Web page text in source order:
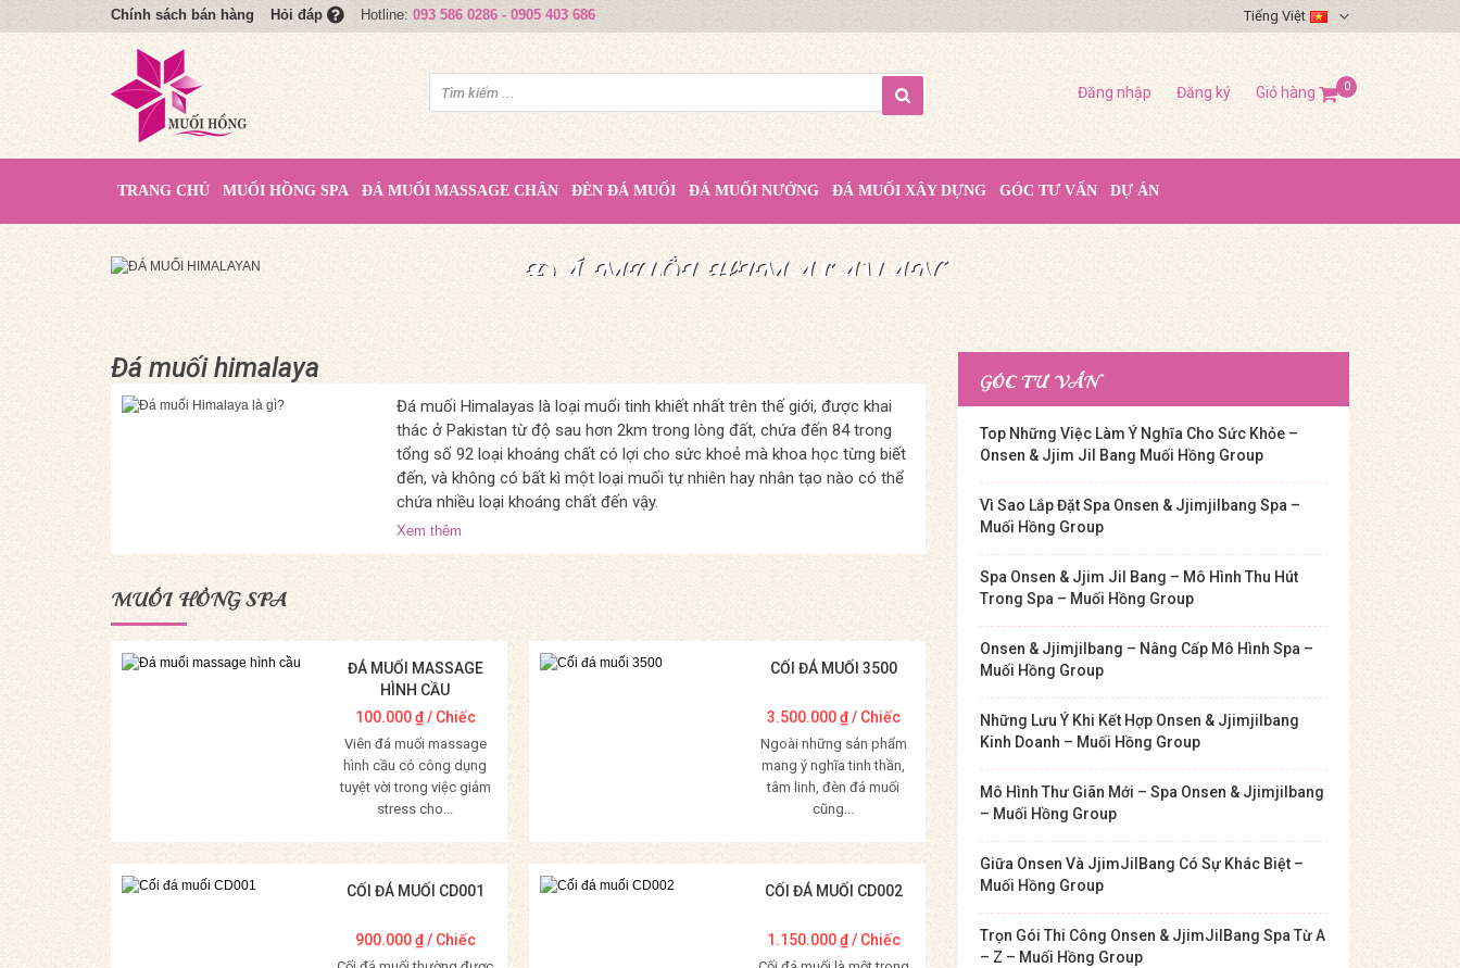
Chính sách bán hàng Hỏi đáp Hotline: 093 586 0286 - 0905 403 686 Tiếng Việt
Đăng nhập Đăng ký Giỏ hàng 0
TRANG CHỦ MUỐI HỒNG SPA ĐÁ MUỐI MASSAGE CHÂN ĐÈN ĐÁ MUỐI ĐÁ MUỐI NƯỚNG ĐÁ MUỐI XÂY DỰNG GÓC TƯ VẤN DỰ ÁN
MUỐI HỒNG HIMALAYA
TINH TÚY TỪ THIÊN NHIÊN
ĐÁ MUỐI HIMALAYAN
QUÀ TẶNG TỪ THIÊN NHIÊN
ĐÁ MUỐI HIMALAYAN
NÂNG TẦM CUỘC SỐNG
Đá muối himalaya
Đá muối Himalayas là loại muối tinh khiết nhất trên thế giới, được khai
thác ở Pakistan từ độ sau hơn 2km trong lòng đất, chứa đến 84 trong
tổng số 92 loại khoáng chất có lợi cho sức khoẻ mà khoa học từng biết
đến, và không có bất kì một loại muối tự nhiên hay nhân tạo nào có thể
chứa nhiều loại khoáng chất đến vậy.
Xem thêm
MUỐI HỒNG SPA
ĐÁ MUỐI MASSAGE
HÌNH CẦU
100.000₫/ Chiếc
Viên đá muối massage
hình cầu có công dụng
tuyệt vời trong việc giảm
stress cho...
Mua Hàng
CỐI ĐÁ MUỐI 3500
3.500.000₫/ Chiếc
Ngoài những sản phẩm
mang ý nghĩa tinh thần,
tâm linh, đèn đá muối
cũng...
Mua Hàng
CỐI ĐÁ MUỐI CD001
900.000₫/ Chiếc
CỐI ĐÁ MUỐI CD002
1.150.000₫/ Chiếc
GÓC TƯ VẤN
Top Những Việc Làm Ý Nghĩa Cho Sức Khỏe –
Onsen & Jjim Jil Bang Muối Hồng Group
Vì Sao Lắp Đặt Spa Onsen & Jjimjilbang Spa –
Muối Hồng Group
Spa Onsen & Jjim Jil Bang – Mô Hình Thu Hút
Trong Spa – Muối Hồng Group
Onsen & Jjimjilbang – Nâng Cấp Mô Hình Spa –
Muối Hồng Group
Những Lưu Ý Khi Kết Hợp Onsen & Jjimjilbang
Kinh Doanh – Muối Hồng Group
Mô Hình Thư Giãn Mới – Spa Onsen & Jjimjilbang
– Muối Hồng Group
Giữa Onsen Và JjimJilBang Có Sự Khác Biệt –
Muối Hồng Group
Trọn Gói Thi Công Onsen & JjimJilBang Spa Từ A
– Z – Muối Hồng Group